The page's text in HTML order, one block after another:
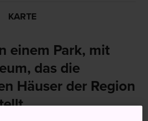
KARTE
einem Park, mit
das die
Häuser der Region